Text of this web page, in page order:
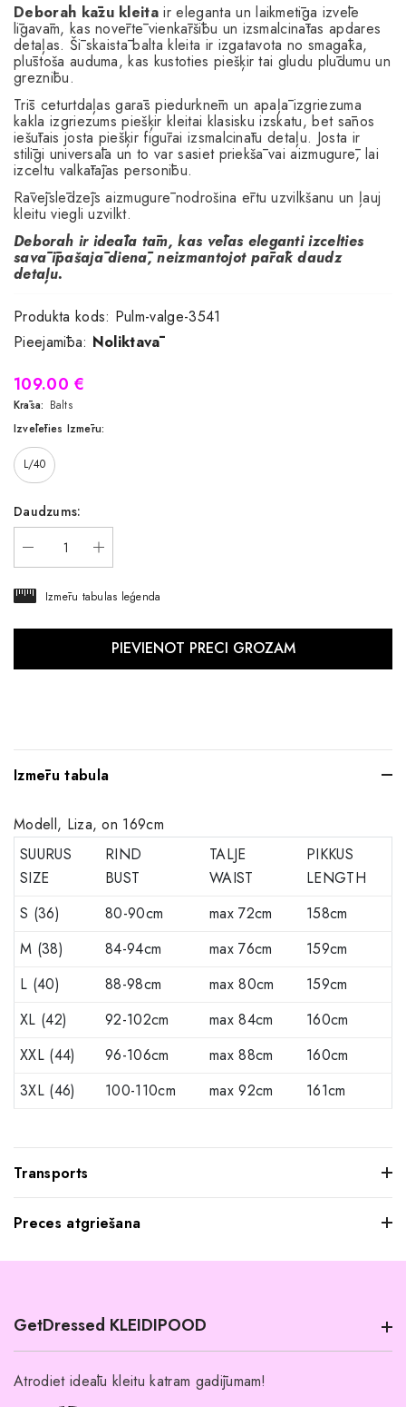
Deborah kāzu kleita ir eleganta un laikmetīga izvēle
līgavām, kas novērtē vienkāršību un izsmalcinātas apdares
detaļas. Šī skaistā balta kleita ir izgatavota no smagāka,
plūstoša auduma, kas kustoties piešķir tai gludu plūdumu un
greznību.
Trīs ceturtdaļas garās piedurknēm un apaļā izgriezuma
kakla izgriezums piešķir kleitai klasisku izskatu, bet sānos
iešūtais josta piešķir figūrai izsmalcinātu detaļu. Josta ir
stilīgi universāla un to var sasiet priekšā vai aizmugurē, lai
izceltu valkātājas personību.
Rāvējslēdzējs aizmugurē nodrošina ērtu uzvilkšanu un ļauj
kleitu viegli uzvilkt.
Deborah ir ideāla tām, kas vēlas eleganti izcelties
savā īpašajā dienā, neizmantojot pārāk daudz
detaļu.
Produkta kods: Pulm-valge-3541
Pieejamība: Noliktavā
109.00 €
Krāsa: Balts
Izvēlēties Izmēru:
L/40
Daudzums:
Izmēru tabulas leģenda
Izmēru tabula
Modell, Liza, on 169cm
SUURUS
SIZE
RIND
BUST
TALJE
WAIST
PIKKUS
LENGTH
S (36)
80-90cm max 72cm
158cm
M (38)
84-94cm max 76cm
159cm
L (40)
88-98cm max 80cm
159cm
XL (42)
92-102cm max 84cm
160cm
XXL (44)
96-106cm max 88cm
160cm
3XL (46)
100-110cm max 92cm 161cm
Transports
Preces atgriešana
atgriezt mums visus produktus, kurus nevēlaties paturēt.
Produktiem jābūt nelietotiem un nemazgātiem.
GetDressed KLEIDIPOOD
Atrodiet ideālu kleitu katram gadījumam!